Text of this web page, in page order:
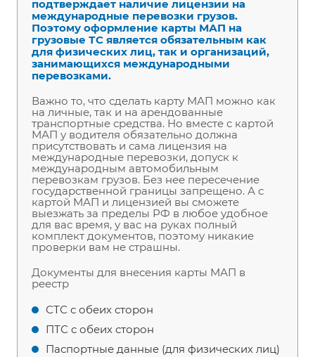
подтверждает наличие лицензии на
международные перевозки грузов.
Поэтому оформление карты МАП на
грузовые ТС является обязательным как
для физических лиц, так и организаций,
занимающихся международными
перевозками.
Важно то, что сделать карту МАП можно как
на личные, так и на арендованные
транспортные средства. Но вместе с картой
МАП у водителя обязательно должна
присутствовать и сама лицензия на
международные перевозки, допуск к
международным автомобильным
перевозкам грузов. Без нее пересечение
государственной границы запрещено. А с
картой МАП и лицензией вы сможете
выезжать за пределы РФ в любое удобное
для вас время, у вас на руках полный
комплект документов, поэтому никакие
проверки вам не страшны.
Документы для внесения карты МАП в
реестр
СТС с обеих сторон
ПТС с обеих сторон
Паспортные данные (для физических лиц)